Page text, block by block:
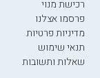
רכישת מנוי
פרסמו אצלנו
מדיניות פרטיות
תנאי שימוש
שאלות ותשובות